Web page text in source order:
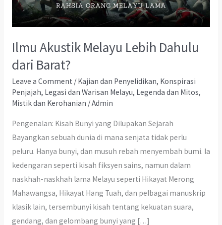
Ilmu Akustik Melayu Lebih Dahulu
dari Barat?
Leave a Comment / Kajian dan Penyelidikan, Konspirasi
Penjajah, Legasi dan Warisan Melayu, Legenda dan Mitos,
Mistik dan Kerohanian /Admin
Pengenalan: Kisah Bunyi yang Dilupakan Sejarah
Bayangkan sebuah dunia di mana senjata tidak perlu
peluru. Hanya bunyi, dan musuh rebah menyembah bumi. Ia
kedengaran seperti kisah fiksyen sains, namun dalam
naskhah-naskhah lama Melayu seperti Hikayat Merong
Mahawangsa, Hikayat Hang Tuah, dan pelbagai manuskrip
klasik lain, tersembunyi kisah tentang kekuatan suara,
gendang, dan gelombang bunyi yang […]